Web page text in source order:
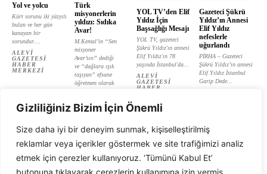
Gizliliğiniz Bizim İçin Önemli
Size daha iyi bir deneyim sunmak, kişiselleştirilmiş
reklamlar veya içerikler göstermek ve site trafiğimizi analiz
etmek için çerezler kullanıyoruz. ‘Tümünü Kabul Et’
butonuna tıklayarak çerezlerin kullanımına izin vermiş
Yol ve yolcu
Kürt sorunu iki yüzyılı
bulan ve her gün
kanayan bir
sorundur....
ALEVI
GAZETESI
HABER
MERKEZI
Türk
misyonerlerin
yıldızı: Sıdıka
Avar!
M.Kemal’in “Sen
misyoner
Avar’sın” dediği
ve “dağlara ışık
taşıyan” efsane
öğretmen olarak
ALEVI
GAZETESI
YOL TV’den Elif
Yıldız İçin
Başsağlığı Mesajı
YOL TV, gazeteci
Şükrü Yıldız'ın annesi
Elif Yıldız'ın 78
yaşında İstanbul'da...
ALEVI
GAZETESI
HABER
Gazeteci Şükrü
Yıldız’ın Annesi
Elif Yıldız
nefeslerle
uğurlandı
PİRHA – Gazeteci
Şükrü Yıldız’ın annesi
Elif Yıldız İstanbul
Garip Dede...